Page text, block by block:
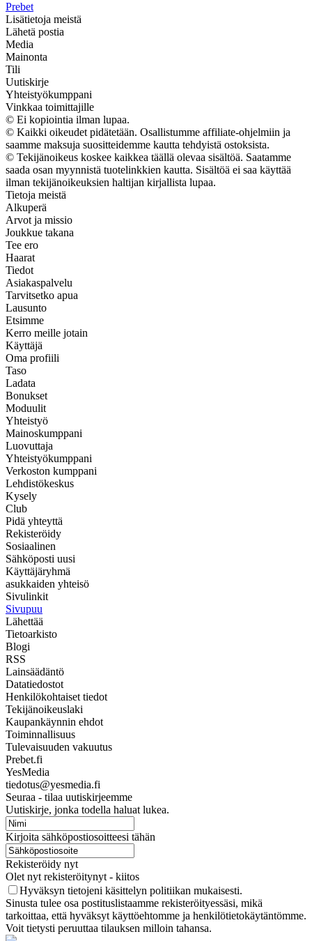
Prebet
Lisätietoja meistä
Lähetä postia
Media
Mainonta
Tili
Uutiskirje
Yhteistyökumppani
Vinkkaa toimittajille
© Ei kopiointia ilman lupaa.
© Kaikki oikeudet pidätetään. Osallistumme affiliate-ohjelmiin ja
saamme maksuja suositteidemme kautta tehdyistä ostoksista.
© Tekijänoikeus koskee kaikkea täällä olevaa sisältöä. Saatamme
saada osan myynnistä tuotelinkkien kautta. Sisältöä ei saa käyttää
ilman tekijänoikeuksien haltijan kirjallista lupaa.
Tietoja meistä
Alkuperä
Arvot ja missio
Joukkue takana
Tee ero
Haarat
Tiedot
Asiakaspalvelu
Tarvitsetko apua
Lausunto
Etsimme
Kerro meille jotain
Käyttäjä
Oma profiili
Taso
Ladata
Bonukset
Moduulit
Yhteistyö
Mainoskumppani
Luovuttaja
Yhteistyökumppani
Verkoston kumppani
Lehdistökeskus
Kysely
Club
Pidä yhteyttä
Rekisteröidy
Sosiaalinen
Sähköposti uusi
Käyttäjäryhmä
asukkaiden yhteisö
Sivulinkit
Sivupuu
Lähettää
Tietoarkisto
Blogi
RSS
Lainsäädäntö
Datatiedostot
Henkilökohtaiset tiedot
Tekijänoikeuslaki
Kaupankäynnin ehdot
Toiminnallisuus
Tulevaisuuden vakuutus
Prebet.fi
YesMedia
tiedotus@yesmedia.fi
Seuraa - tilaa uutiskirjeemme
Uutiskirje, jonka todella haluat lukea.
Kirjoita sähköpostiosoitteesi tähän
Rekisteröidy nyt
Olet nyt rekisteröitynyt - kiitos
Hyväksyn tietojeni käsittelyn politiikan mukaisesti.
Sinusta tulee osa postituslistaamme rekisteröityessäsi, mikä
tarkoittaa, että hyväksyt käyttöehtomme ja henkilötietokäytäntömme.
Voit tietysti peruuttaa tilauksen milloin tahansa.